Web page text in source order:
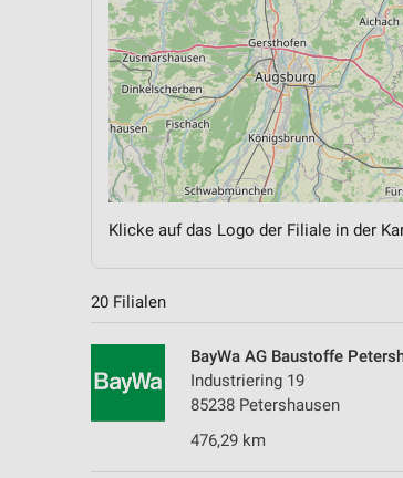
Klicke auf das Logo der Filiale in der
20 Filialen
BayWa AG Baustoffe
Industriering 19
85238 Petershausen
476,29 km